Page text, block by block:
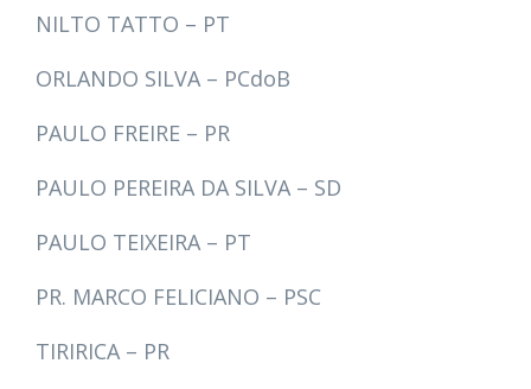
NILTO TATTO – PT
ORLANDO SILVA – PCdoB
PAULO FREIRE – PR
PAULO PEREIRA DA SILVA – SD
PAULO TEIXEIRA – PT
PR. MARCO FELICIANO – PSC
TIRIRICA – PR